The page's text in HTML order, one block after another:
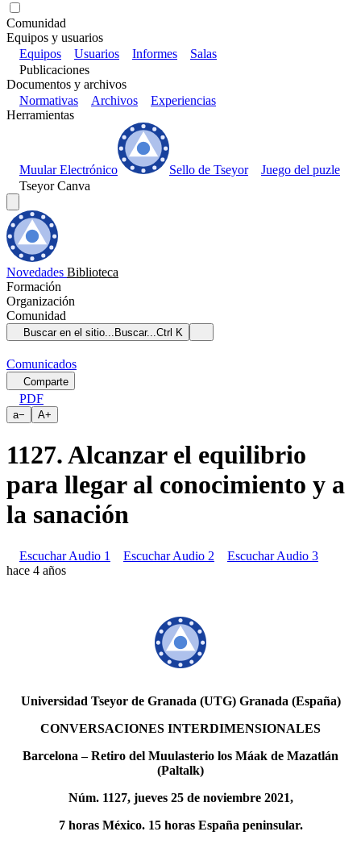
Comunidad
Equipos y usuarios
Equipos
Usuarios Informes
Salas
Publicaciones
Documentos y archivos
Normativas
Archivos
Experiencias
Herramientas
Muular Electrónico Sello de Tseyor
Juego del puzle
Tseyor Canva
Novedades Biblioteca
Formación
Organización
Comunidad
Buscar en el sitio... Buscar...Ctrl K
Comunicados
Comparte
PDF
a− A+
1127. Alcanzar el equilibrio
para llegar al conocimiento y a
la sanación
Escuchar Audio 1 Escuchar Audio 2
Escuchar Audio 3
hace 4 años
Universidad Tseyor de Granada (UTG) Granada (España)
CONVERSACIONES INTERDIMENSIONALES
Barcelona – Retiro del Muulasterio los Máak de Mazatlán
(Paltalk)
Núm. 1127, jueves 25 de noviembre 2021,
7 horas México. 15 horas España peninsular.